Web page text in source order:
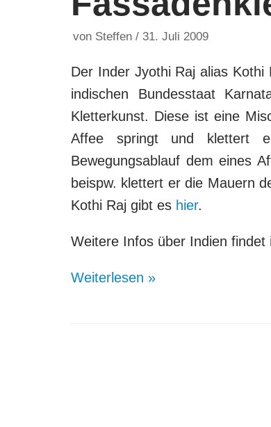
von Steffen 31. Juli 2009
Der Inder Jyothi Raj alias Kothi
indischen Bundesstaat
Kletterkunst. Diese ist eine
Affee springt und klettert
Bewegungsablauf dem eines
beispw. klettert er die Mauern
Kothi Raj gibt es hier.
Weitere Infos über Indien findet
Weiterlesen »